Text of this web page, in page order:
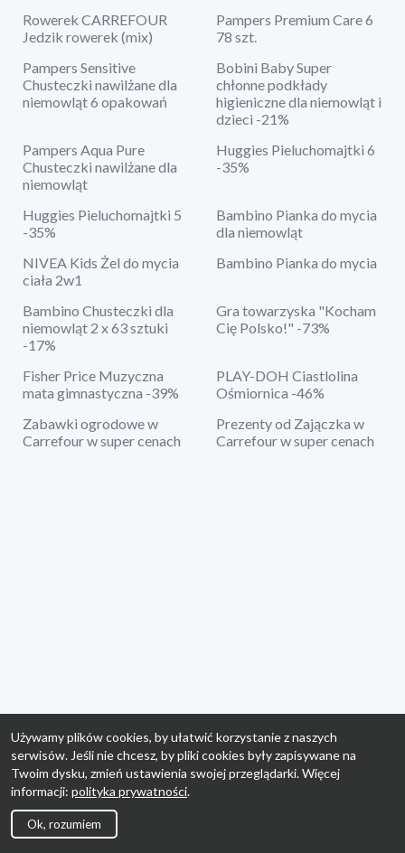
Rowerek CARREFOUR
Jedzik rowerek (mix)
Pampers Premium Care 6
78 szt.
Pampers Sensitive
Chusteczki nawilżane dla
niemowląt 6 opakowań
Bobini Baby Super
chłonne podkłady
higieniczne dla niemowląt i
dzieci -21%
Pampers Aqua Pure
Chusteczki nawilżane dla
niemowląt
Huggies Pieluchomajtki 6
-35%
Huggies Pieluchomajtki 5
-35%
Bambino Pianka do mycia
dla niemowląt
NIVEA Kids Żel do mycia
ciała 2w1
Bambino Pianka do mycia
Bambino Chusteczki dla
niemowląt 2 x 63 sztuki
-17%
Gra towarzyska "Kocham
Cię Polsko!" -73%
Fisher Price Muzyczna
mata gimnastyczna -39%
PLAY-DOH Ciastlolina
Ośmiornica -46%
Zabawki ogrodowe w
Carrefour w super cenach
Prezenty od Zajączka w
Carrefour w super cenach
Używamy plików cookies, by ułatwić korzystanie z naszych
serwisów. Jeśli nie chcesz, by pliki cookies były zapisywane na
Twoim dysku, zmień ustawienia swojej przeglądarki. Więcej
informacji: polityka prywatności.
Ok, rozumiem